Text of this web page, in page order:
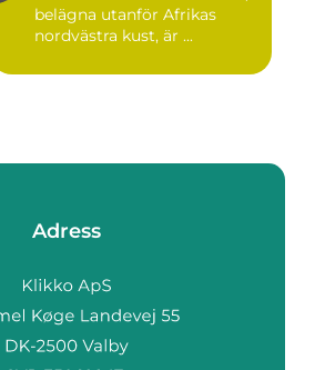
belägna utanför Afrikas
nordvästra kust, är ...
Adress